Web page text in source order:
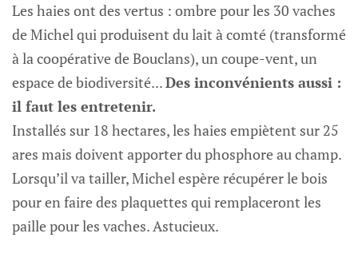
Les haies ont des vertus : ombre pour les 30 vaches
de Michel qui produisent du lait à comté (transformé
à la coopérative de Bouclans), un coupe-vent, un
espace de biodiversité...Des inconvénients aussi :
il faut les entretenir.
Installés sur 18 hectares, les haies empiètent sur 25
ares mais doivent apporter du phosphore au champ.
Lorsqu’il va tailler, Michel espère récupérer le bois
pour en faire des plaquettes qui remplaceront les
paille pour les vaches. Astucieux.